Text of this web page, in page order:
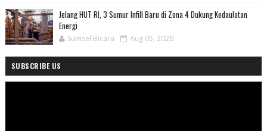
Jelang HUT RI, 3 Sumur Infill Baru di Zona 4 Dukung Kedaulatan
Energi
Sumsel Bicara Aug 05, 2026
SUBSCRIBE US